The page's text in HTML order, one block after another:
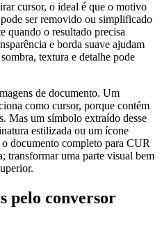
cursor, o ideal é que o motivo
ser removido ou simplificado
quando o resultado precisa
e borda suave ajudam
textura e detalhe pode
de documento. Um
como cursor, porque contém
Mas um símbolo extraído desse
estilizada ou um ícone
documento completo para CUR
transformar uma parte visual bem
pelo conversor